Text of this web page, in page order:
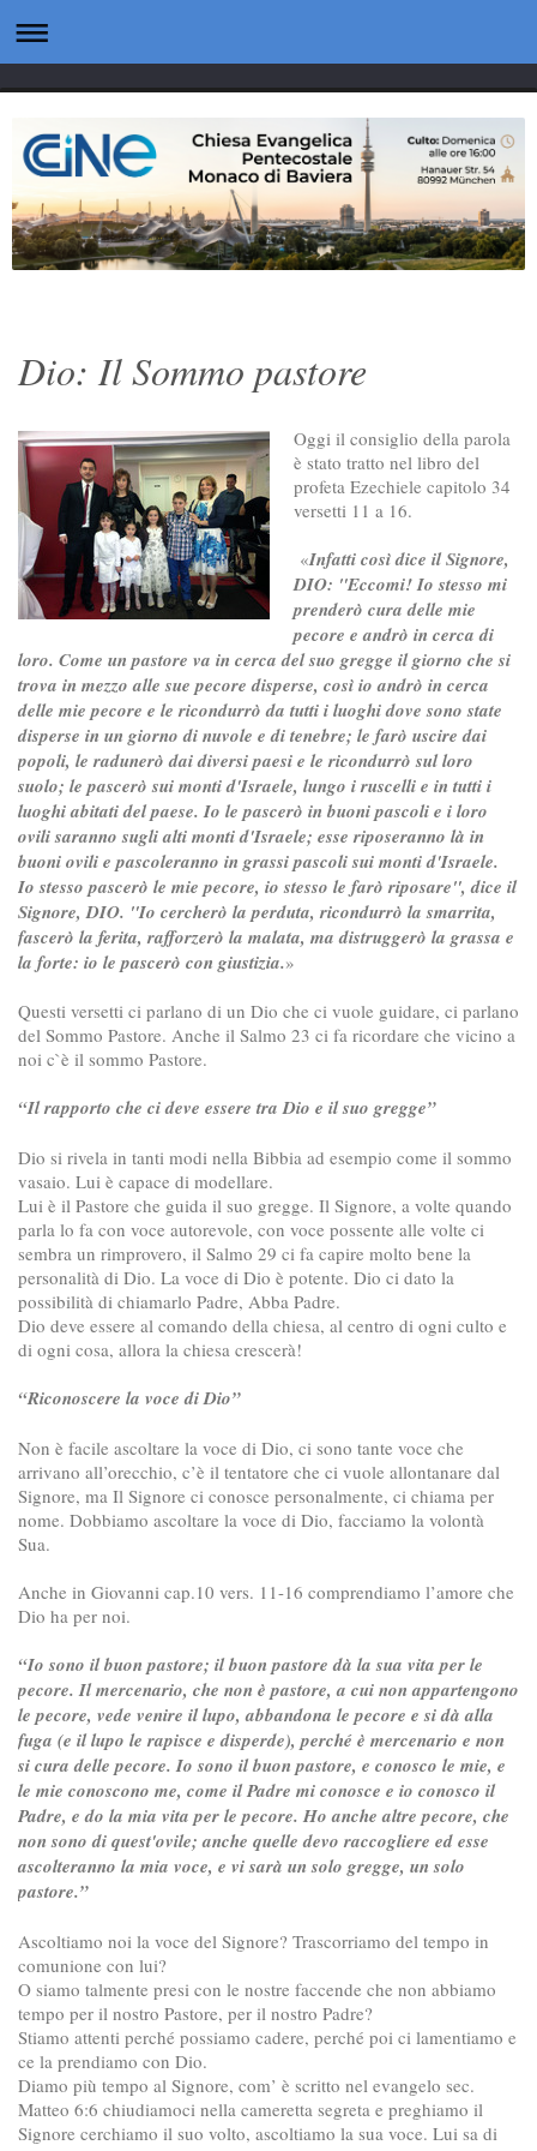
Dio: Il Sommo pastore
Oggi il consiglio della parola
è stato tratto nel libro del
profeta Ezechiele capitolo 34
versetti 11 a 16.
«Infatti così dice il Signore,
DIO: "Eccomi! Io stesso mi
prenderò cura delle mie
pecore e andrò in cerca di
loro. Come un pastore va in cerca del suo gregge il giorno che si
trova in mezzo alle sue pecore disperse, così io andrò in cerca
delle mie pecore e le ricondurrò da tutti i luoghi dove sono state
disperse in un giorno di nuvole e di tenebre; le farò uscire dai
popoli, le radunerò dai diversi paesi e le ricondurrò sul loro
suolo; le pascerò sui monti d'Israele, lungo i ruscelli e in tutti i
luoghi abitati del paese. Io le pascerò in buoni pascoli e i loro
ovili saranno sugli alti monti d'Israele; esse riposeranno là in
buoni ovili e pascoleranno in grassi pascoli sui monti d'Israele.
Io stesso pascerò le mie pecore, io stesso le farò riposare", dice il
Signore, DIO. "Io cercherò la perduta, ricondurrò la smarrita,
fascerò la ferita, rafforzerò la malata, ma distruggerò la grassa e
la forte: io le pascerò con giustizia.»
Questi versetti ci parlano di un Dio che ci vuole guidare, ci parlano
del Sommo Pastore. Anche il Salmo 23 ci fa ricordare che vicino a
noi c`è il sommo Pastore.
“Il rapporto che ci deve essere tra Dio e il suo gregge”
Dio si rivela in tanti modi nella Bibbia ad esempio come il sommo
vasaio. Lui è capace di modellare.
Lui è il Pastore che guida il suo gregge. Il Signore, a volte quando
parla lo fa con voce autorevole, con voce possente alle volte ci
sembra un rimprovero, il Salmo 29 ci fa capire molto bene la
personalità di Dio. La voce di Dio è potente. Dio ci dato la
possibilità di chiamarlo Padre, Abba Padre.
Dio deve essere al comando della chiesa, al centro di ogni culto e
di ogni cosa, allora la chiesa crescerà!
“Riconoscere la voce di Dio”
Non è facile ascoltare la voce di Dio, ci sono tante voce che
arrivano all’orecchio, c’è il tentatore che ci vuole allontanare dal
Signore, ma Il Signore ci conosce personalmente, ci chiama per
nome. Dobbiamo ascoltare la voce di Dio, facciamo la volontà
Sua.
Anche in Giovanni cap.10 vers. 11-16 comprendiamo l’amore che
Dio ha per noi.
“Io sono il buon pastore; il buon pastore dà la sua vita per le
pecore. Il mercenario, che non è pastore, a cui non appartengono
le pecore, vede venire il lupo, abbandona le pecore e si dà alla
fuga (e il lupo le rapisce e disperde), perché è mercenario e non
si cura delle pecore. Io sono il buon pastore, e conosco le mie, e
le mie conoscono me, come il Padre mi conosce e io conosco il
Padre, e do la mia vita per le pecore. Ho anche altre pecore, che
non sono di quest'ovile; anche quelle devo raccogliere ed esse
ascolteranno la mia voce, e vi sarà un solo gregge, un solo
pastore.”
Ascoltiamo noi la voce del Signore? Trascorriamo del tempo in
comunione con lui?
O siamo talmente presi con le nostre faccende che non abbiamo
tempo per il nostro Pastore, per il nostro Padre?
Stiamo attenti perché possiamo cadere, perché poi ci lamentiamo e
ce la prendiamo con Dio.
Diamo più tempo al Signore, com’ è scritto nel evangelo sec.
Matteo 6:6 chiudiamoci nella cameretta segreta e preghiamo il
Signore cerchiamo il suo volto, ascoltiamo la sua voce. Lui sa di